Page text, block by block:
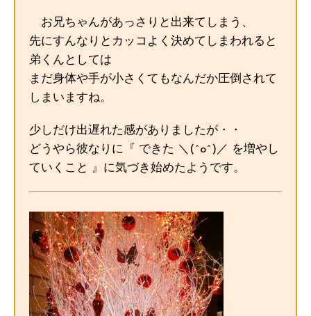
お兄ちゃんがあっさりと出来てしまう、
先にすんなりとカッコよく決めてしまわれると
弟くんとしては
まだ身体や手が小さくてもなんだか圧倒されて
しまいますね。
少しだけ出遅れた感がありましたが・・
どうやら彼なりに『 できた ＼(^o^)／ を増やし
ていくこと 』に気づき始めたようです。